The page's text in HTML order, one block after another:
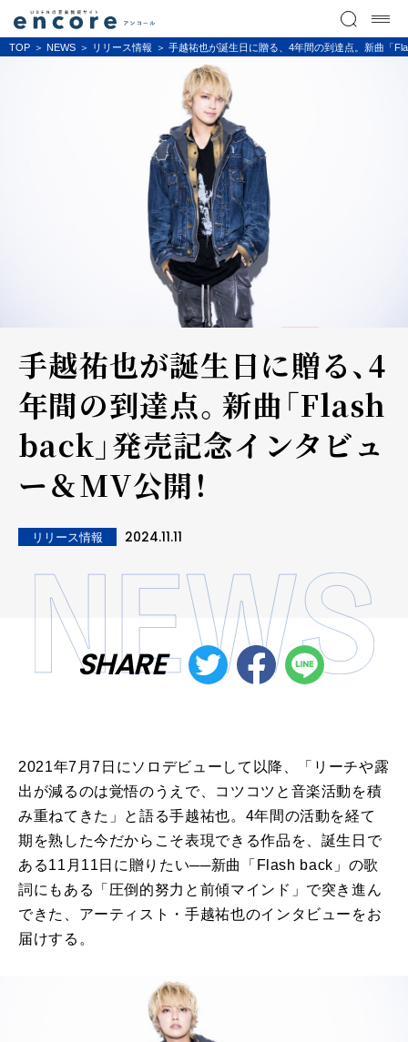
TOP NEWS リリース情報 手越祐也が誕生日に贈る、4年間の到達点。新曲「
手越祐也が誕生日に贈る、4
年間の到達点。新曲「Flash
back」発売記念インタビュ
ー＆MV公開！
リリース情報 2024.11.11
SHARE
2021年7月7日にソロデビューして以降、「リーチや露
出が減るのは覚悟のうえで、コツコツと音楽活動を積
み重ねてきた」と語る手越祐也。4年間の活動を経て
期を熟した今だからこそ表現できる作品を、誕生日で
ある11月11日に贈りたい──新曲「Flash back」の歌
詞にもある「圧倒的努力と前傾マインド」で突き進ん
できた、アーティスト・手越祐也のインタビューをお
届けする。